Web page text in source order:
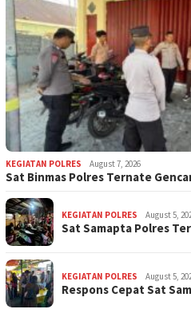
KEGIATAN POLRES August 7, 2026
Sat Binmas Polres Ternate
KEGIATAN POLRES August 5,
Sat Samapta Polres
KEGIATAN POLRES August 5,
Respons Cepat Sat